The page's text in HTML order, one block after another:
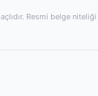
Resmi belge niteliği